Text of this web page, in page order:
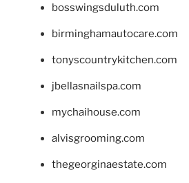
bosswingsduluth.com
birminghamautocare.com
tonyscountrykitchen.com
jbellasnailspa.com
mychaihouse.com
alvisgrooming.com
thegeorginaestate.com